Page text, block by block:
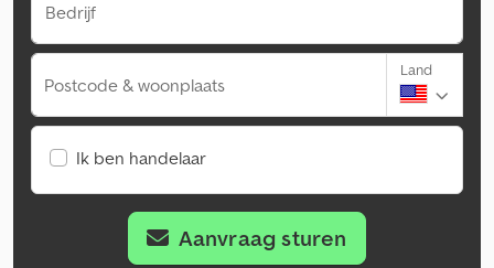
Bedrijf
Postcode & woonplaats
Land
Ik ben handelaar
Aanvraag sturen